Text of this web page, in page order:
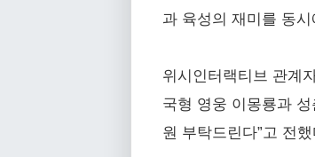
과 육성의 재미를 동
위시인터랙티브 관계
국형 영웅 이몽룡과
원 부탁드린다”고 전